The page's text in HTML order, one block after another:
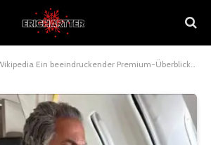
Ein beeindruckender Premium-Überblick in 2025